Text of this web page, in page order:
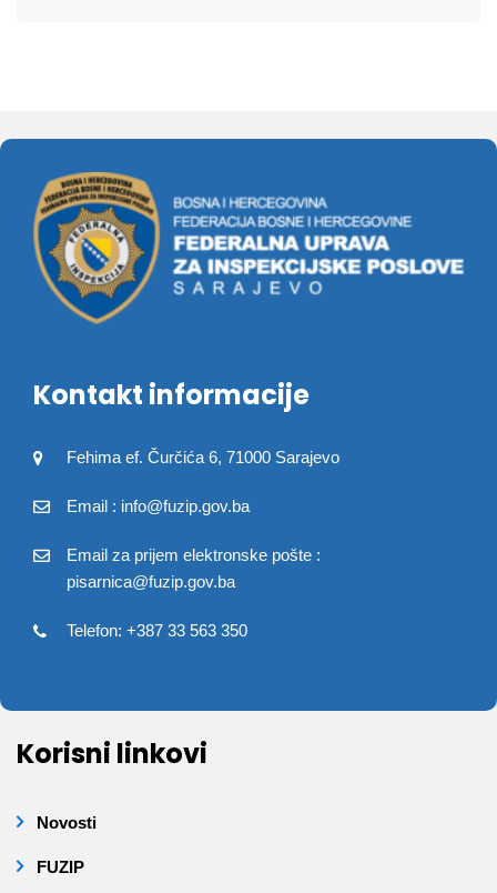
Kontakt informacije
Fehima ef. Čurčića 6, 71000 Sarajevo
Email : info@fuzip.gov.ba
Email za prijem elektronske pošte :
pisarnica@fuzip.gov.ba
Telefon: +387 33 563 350
Korisni linkovi
Novosti
FUZIP